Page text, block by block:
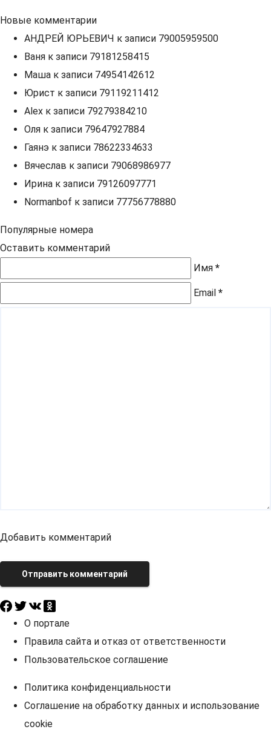
Новые комментарии
АНДРЕЙ ЮРЬЕВИЧ к записи 79005959500
Ваня к записи 79181258415
Маша к записи 74954142612
Юрист к записи 79119211412
Alex к записи 79279384210
Оля к записи 79647927884
Гаянэ к записи 78622334633
Вячеслав к записи 79068986977
Ирина к записи 79126097771
Normanbof к записи 77756778880
Популярные номера
Оставить комментарий
Имя *
Email *
Добавить комментарий
Отправить комментарий
О портале
Правила сайта и отказ от ответственности
Пользовательское соглашение
Политика конфиденциальности
Соглашение на обработку данных и использование
cookie